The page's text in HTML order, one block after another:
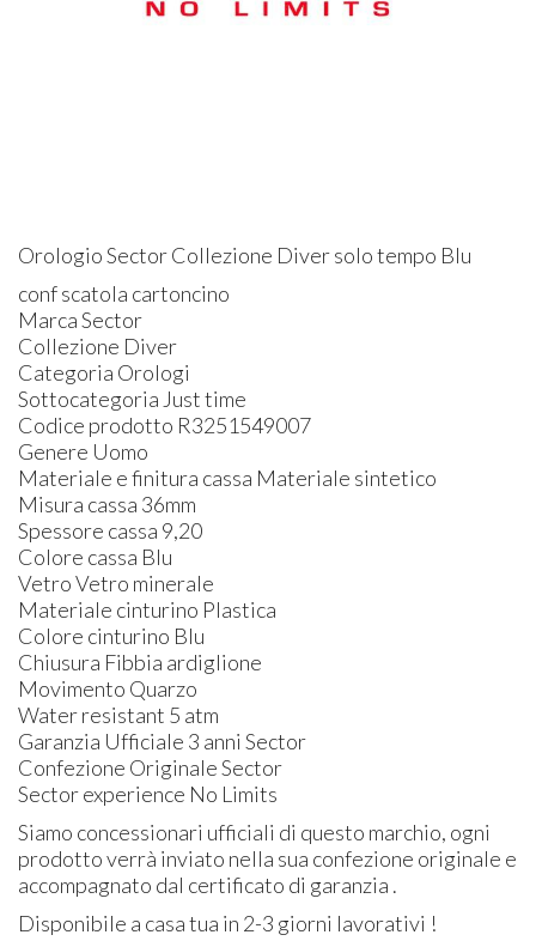
Orologio Sector Collezione Diver solo tempo Blu
conf scatola cartoncino
Marca Sector
Collezione Diver
Categoria Orologi
Sottocategoria Just time
Codice prodotto R3251549007
Genere Uomo
Materiale e finitura cassa Materiale sintetico
Misura cassa 36mm
Spessore cassa 9,20
Colore cassa Blu
Vetro Vetro minerale
Materiale cinturino Plastica
Colore cinturino Blu
Chiusura Fibbia ardiglione
Movimento Quarzo
Water resistant 5 atm
Garanzia Ufficiale 3 anni Sector
Confezione Originale Sector
Sector experience No Limits
Siamo concessionari ufficiali di questo marchio, ogni
prodotto verrà inviato nella sua confezione originale e
accompagnato dal certificato di garanzia .
Disponibile a casa tua in 2-3 giorni lavorativi !